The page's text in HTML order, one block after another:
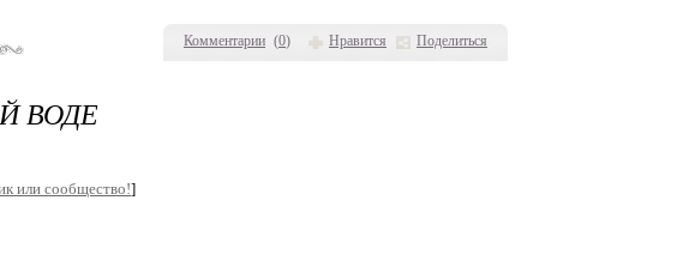
Комментарии (0) Нравится Поделиться
ВОДЕ
или сообщество!]